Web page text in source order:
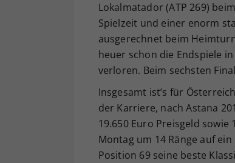
Lokalmatador (ATP 269)
Spielzeit und einer enorm
ausgerechnet beim
heuer schon die Endspiele
verloren. Beim sechsten
Insgesamt ist’s für
der Karriere, nach Astana
19.650 Euro Preisgeld sowie
Montag um 14 Ränge auf
Position 69 seine beste